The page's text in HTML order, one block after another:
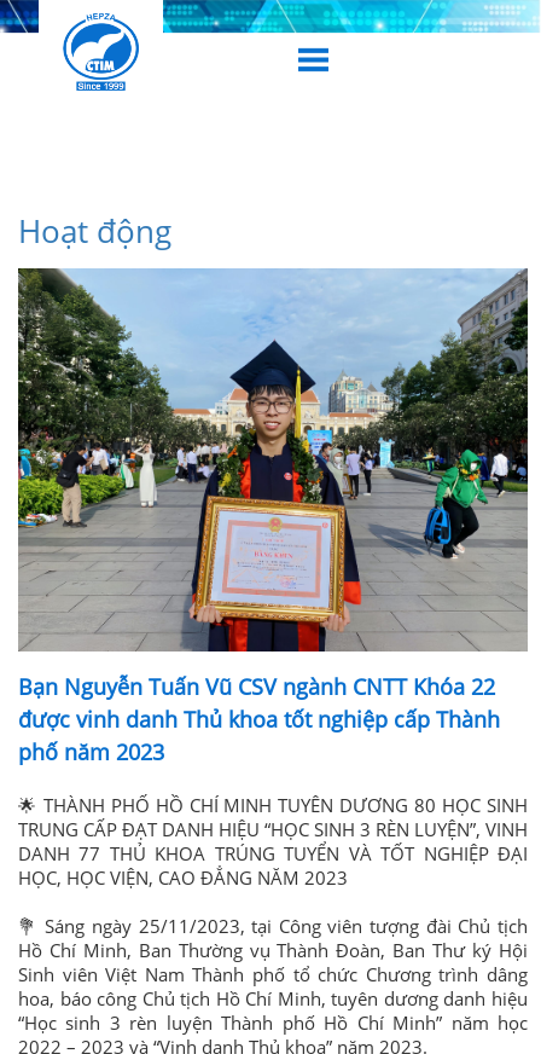
Hoạt động
Bạn Nguyễn Tuấn Vũ CSV ngành CNTT Khóa 22
được vinh danh Thủ khoa tốt nghiệp cấp Thành
phố năm 2023
🌟 THÀNH PHỐ HỒ CHÍ MINH TUYÊN DƯƠNG 80 HỌC SINH
TRUNG CẤP ĐẠT DANH HIỆU “HỌC SINH 3 RÈN LUYỆN”, VINH
DANH 77 THỦ KHOA TRÚNG TUYỂN VÀ TỐT NGHIỆP ĐẠI
HỌC, HỌC VIỆN, CAO ĐẲNG NĂM 2023
💐 Sáng ngày 25/11/2023, tại Công viên tượng đài Chủ tịch
Hồ Chí Minh, Ban Thường vụ Thành Đoàn, Ban Thư ký Hội
Sinh viên Việt Nam Thành phố tổ chức Chương trình dâng
hoa, báo công Chủ tịch Hồ Chí Minh, tuyên dương danh hiệu
“Học sinh 3 rèn luyện Thành phố Hồ Chí Minh” năm học
2022 – 2023 và “Vinh danh Thủ khoa” năm 2023.